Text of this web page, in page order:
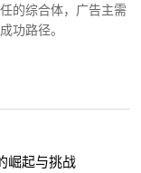
的综合体，广告主需
功路径。
崛起与挑战